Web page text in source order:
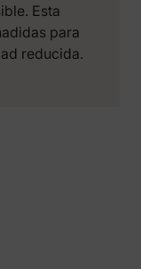
Esta
para
reducida.